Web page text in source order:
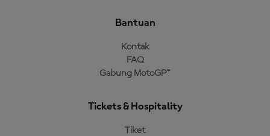
Bantuan
Kontak
FAQ
Gabung MotoGP™
Tickets & Hospitality
Tiket